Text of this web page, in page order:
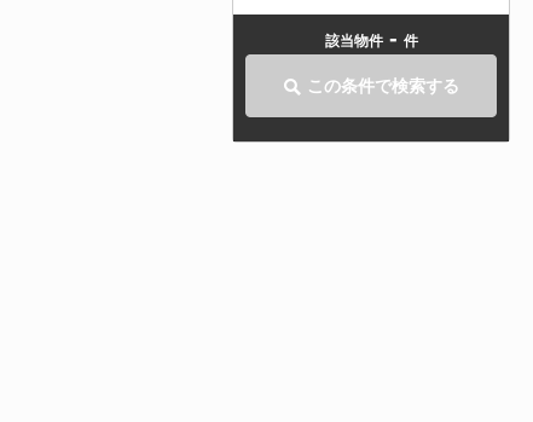
該当物件 - 件
この条件で検索する